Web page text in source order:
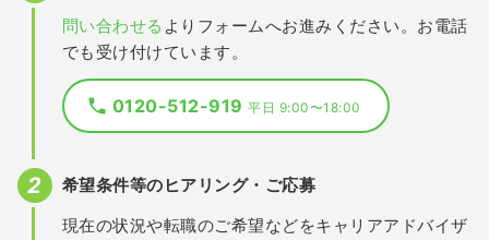
問い合わせる よりフォームへお進みください。お電話
でも受け付けています。
0120-512-919平日 9:00〜18:00
希望条件等のヒアリング・ご応募
現在の状況や転職のご希望などをキャリアアドバイザ